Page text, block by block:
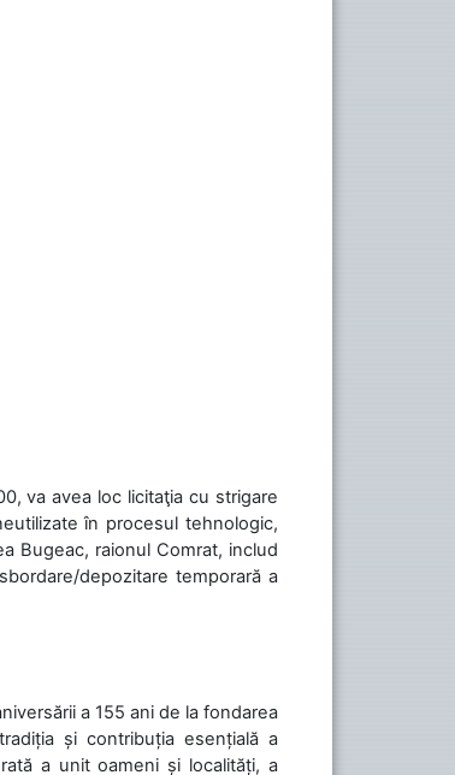
va avea loc licitaţia cu strigare
în procesul tehnologic,
Bugeac, raionul Comrat, includ
depozitare temporară a
a 155 ani de la fondarea
și contribuția esențială a
a unit oameni și localități, a